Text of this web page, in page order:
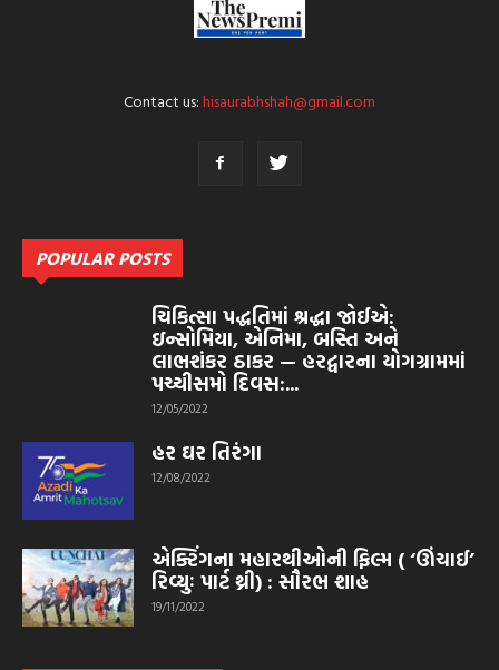
Contact us:hisaurabhshah@gmail.com
POPULAR POSTS
ચિકિત્સા પદ્ધતિમાં શ્રદ્ધા જોઈએ:
ઇન્સોમિયા, એનિમા, બસ્તિ અને
લાભશંકર ઠાકર — હરદ્વારના યોગગ્રામમાં
પચ્ચીસમો દિવસ:...
12/05/2022
હર ઘર તિરંગા
12/08/2022
એક્ટિંગના મહારથીઓની ફિલ્મ ( ‘ઊંચાઈ’
રિવ્યુઃ પાર્ટ થ્રી) : સૌરભ શાહ
19/11/2022